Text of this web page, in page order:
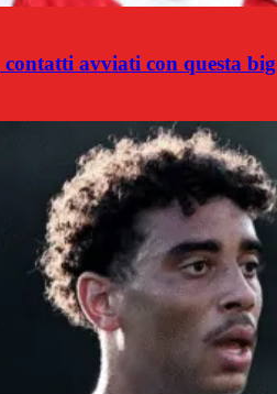
avviati con questa big